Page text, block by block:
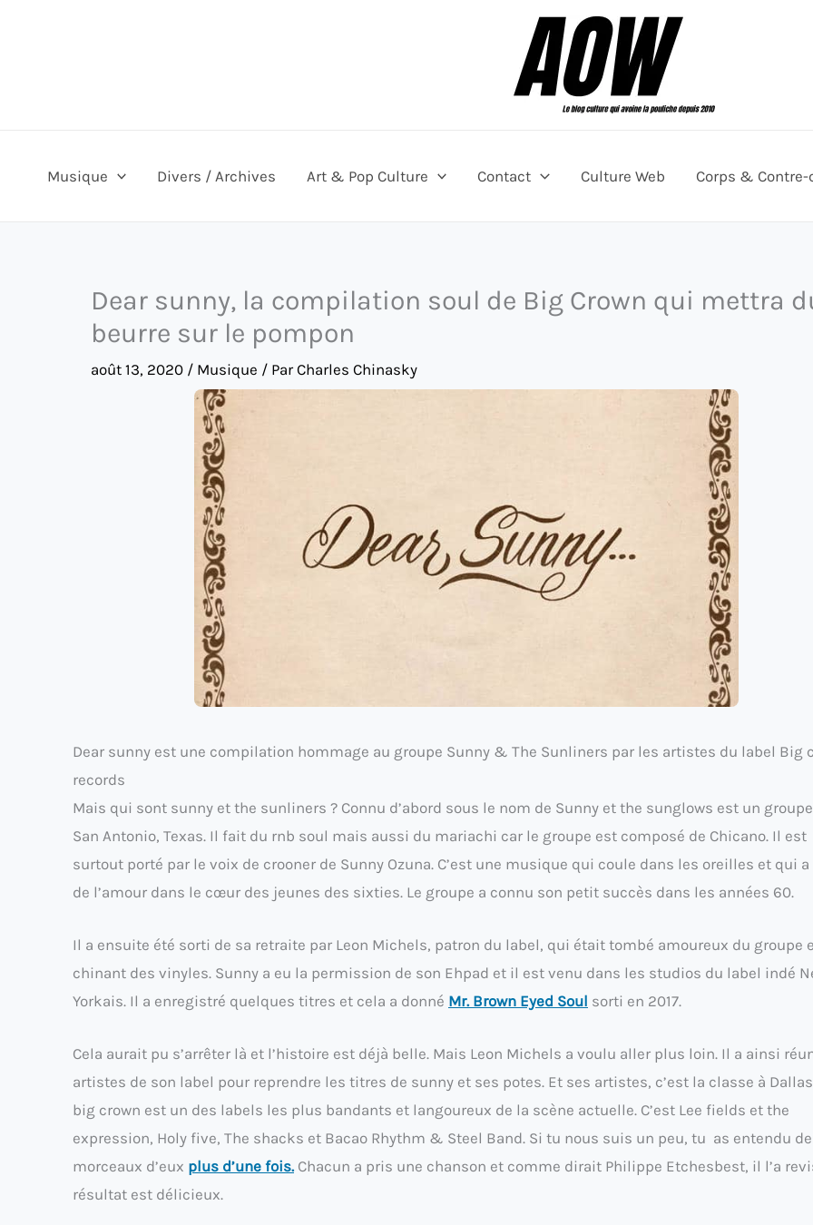
Musique Divers / Archives Art & Pop Culture Contact Culture Web Corps &
Dear sunny, la compilation soul de Big Crown qui mettra
beurre sur le pompon
août 13, 2020 / Musique / ParCharles Chinasky
Dear sunny est une compilation hommage au groupe Sunny & The Sunliners par les artistes du label Big
records
Mais qui sont sunny et the sunliners ? Connu d’abord sous le nom de Sunny et the sunglows est un
San Antonio, Texas. Il fait du rnb soul mais aussi du mariachi car le groupe est composé de Chicano. Il est
surtout porté par le voix de crooner de Sunny Ozuna. C’est une musique qui coule dans les oreilles et qui
de l’amour dans le cœur des jeunes des sixties. Le groupe a connu son petit succès dans les années 60.
Il a ensuite été sorti de sa retraite par Leon Michels, patron du label, qui était tombé amoureux du groupe
chinant des vinyles. Sunny a eu la permission de son Ehpad et il est venu dans les studios du label indé
Yorkais. Il a enregistré quelques titres et cela a donné Mr. Brown Eyed Soul sorti en 2017.
Cela aurait pu s’arrêter là et l’histoire est déjà belle. Mais Leon Michels a voulu aller plus loin. Il a ainsi
artistes de son label pour reprendre les titres de sunny et ses potes. Et ses artistes, c’est la classe à
big crown est un des labels les plus bandants et langoureux de la scène actuelle. C’est Lee fields et the
expression, Holy five, The shacks et Bacao Rhythm & Steel Band. Si tu nous suis un peu, tu as entendu
morceaux d’eux plus d’une fois.Chacun a pris une chanson et comme dirait Philippe Etchesbest, il l’a
résultat est délicieux.